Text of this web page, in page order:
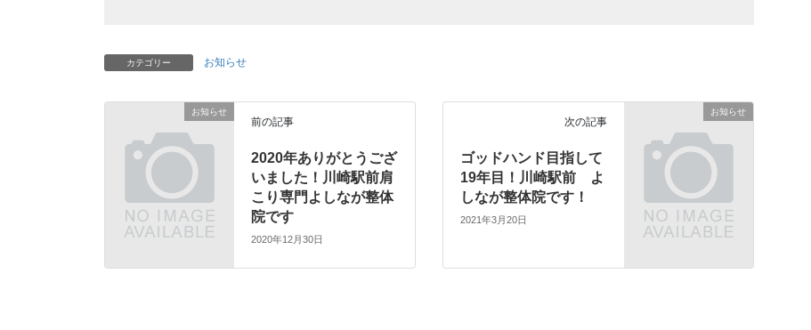
カテゴリー お知らせ
お知らせ
前の記事
2020年ありがとうござ
いました！川崎駅前肩
こり専門よしなが整体
院です
2020年12月30日
お知らせ
次の記事
ゴッドハンド目指して
19年目！川崎駅前 よ
しなが整体院です！
2021年3月20日